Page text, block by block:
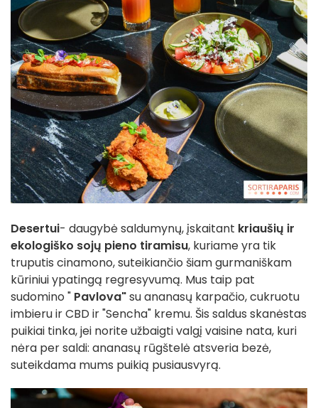
Desertui- daugybė saldumynų, įskaitant kriaušių ir
ekologiško sojų pieno tiramisu, kuriame yra tik
truputis cinamono, suteikiančio šiam gurmaniškam
kūriniui ypatingą regresyvumą. Mus taip pat
sudomino " Pavlova"su ananasų karpačio, cukruotu
imbieru ir CBD ir "Sencha" kremu. Šis saldus skanėstas
puikiai tinka, jei norite užbaigti valgį vaisine nata, kuri
nėra per saldi: ananasų rūgštelė atsveria bezė,
suteikdama mums puikią pusiausvyrą.